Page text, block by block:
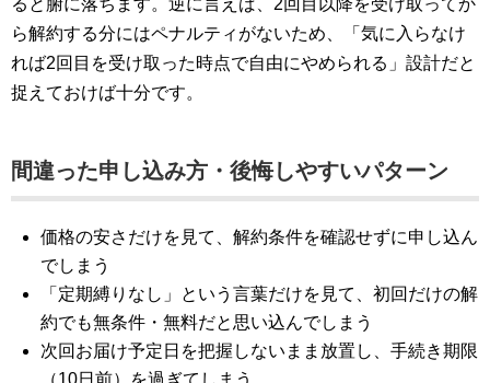
ら解約する分にはペナルティがないため、「気に入らなけ
れば2回目を受け取った時点で自由にやめられる」設計だと
捉えておけば十分です。
間違った申し込み方・後悔しやすいパターン
価格の安さだけを見て、解約条件を確認せずに申し込ん
でしまう
「定期縛りなし」という言葉だけを見て、初回だけの解
約でも無条件・無料だと思い込んでしまう
次回お届け予定日を把握しないまま放置し、手続き期限
（10日前）を過ぎてしまう